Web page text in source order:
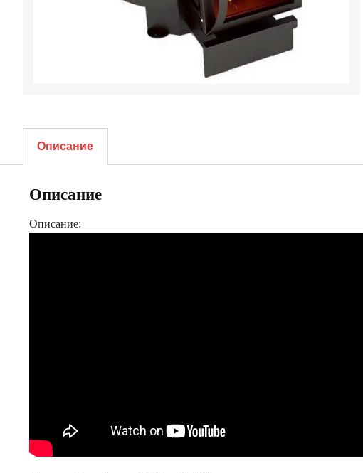
Описание
Описание
Описание: